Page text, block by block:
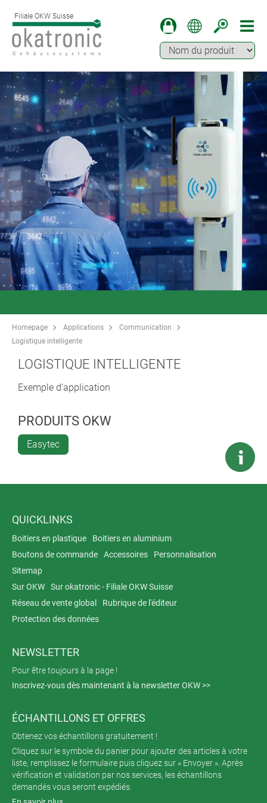
Filiale OKW Suisse
Homepage Applications
Communication
Logistique intelligente
LOGISTIQUE INTELLIGENTE
Exemple d'application
PRODUITS OKW
Easytec
QUICKLINKS
Boitiers en plastique
Boitiers en aluminium
Boutons de commande
Accessoires
Personnalisation
Sitemap
Sur OKW
Sur okatronic - Filiale OKW Suisse
Réseau de vente global
Rubrique de l'éditeur
Protection des données
NEWSLETTER
Pour être toujours à la page !
Inscrivez-vous dès maintenant à la newsletter OKW >>
ÉCHANTILLONS ET OFFRES
Obtenez vos échantillons gratuitement !
Cliquez sur le symbole du panier pour ajouter des articles à votre
liste, remplissez le formulaire puis cliquez sur « Envoyer ». Après
vérification et validation par nos services, les échantillons
demandés vous seront expédiés.